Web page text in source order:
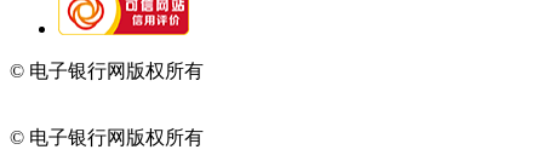
© 电子银行网版权所有
© 电子银行网版权所有